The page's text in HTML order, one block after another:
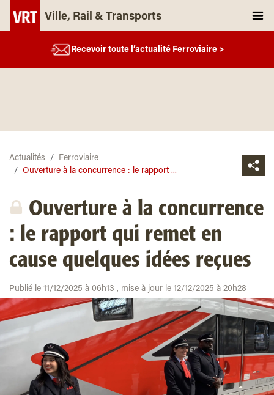
Ville, Rail & Transports
Recevoir toute l’actualité Ferroviaire >
Actualités
Ferroviaire
Ouverture à la concurrence : le rapport ...
Ouverture à la concurrence
: le rapport qui remet en
cause quelques idées reçues
Publié le 11/12/2025 à 06h13 , mise à jour le 12/12/2025 à 20h28